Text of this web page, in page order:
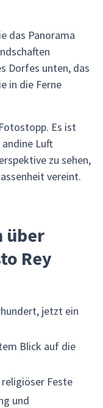
das Panorama
Dorfes unten, das
in die Ferne
Es ist
Luft
zu sehen,
vereint.
über
Rey
jetzt ein
Blick auf die
Feste
und